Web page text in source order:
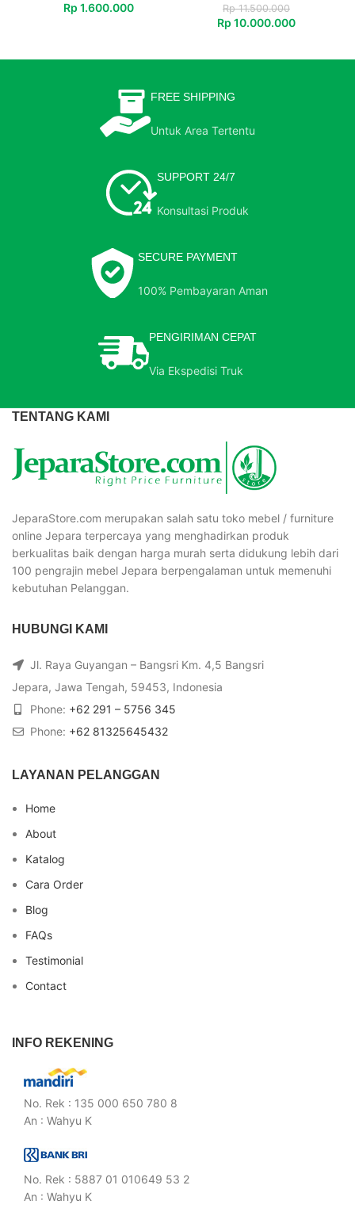
Rp 1.600.000 Rp11.500.000
Rp 10.000.000
FREE SHIPPING
Untuk Area Tertentu
SUPPORT 24/7
Konsultasi Produk
SECURE PAYMENT
100% Pembayaran Aman
PENGIRIMAN CEPAT
Via Ekspedisi Truk
TENTANG KAMI
JeparaStore.com merupakan salah satu toko mebel / furniture
online Jepara terpercaya yang menghadirkan produk
berkualitas baik dengan harga murah serta didukung lebih dari
100 pengrajin mebel Jepara berpengalaman untuk memenuhi
kebutuhan Pelanggan.
HUBUNGI KAMI
Jl. Raya Guyangan – Bangsri Km. 4,5 Bangsri
Jepara, Jawa Tengah, 59453, Indonesia
Phone: +62 291 – 5756 345
Phone: +62 81325645432
LAYANAN PELANGGAN
Home
About
Katalog
Cara Order
Blog
FAQs
Testimonial
Contact
INFO REKENING
No. Rek : 135 000 650 780 8
An : Wahyu K
No. Rek : 5887 01 010649 53 2
An : Wahyu K